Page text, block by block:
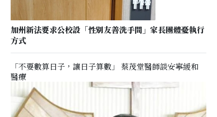
加州新法要求公校設「性別友善洗手間」家長團體憂執行
方式
「不要數算日子，讓日子算數」 蔡茂堂醫師談安寧緩和
醫療